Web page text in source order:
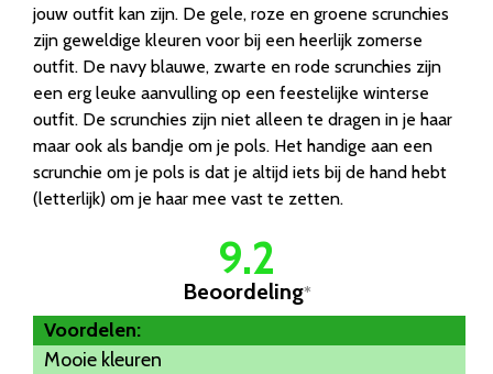
jouw outfit kan zijn. De gele, roze en groene scrunchies
zijn geweldige kleuren voor bij een heerlijk zomerse
outfit. De navy blauwe, zwarte en rode scrunchies zijn
een erg leuke aanvulling op een feestelijke winterse
outfit. De scrunchies zijn niet alleen te dragen in je haar
maar ook als bandje om je pols. Het handige aan een
scrunchie om je pols is dat je altijd iets bij de hand hebt
(letterlijk) om je haar mee vast te zetten.
9.2
Beoordeling*
Voordelen:
Mooie kleuren